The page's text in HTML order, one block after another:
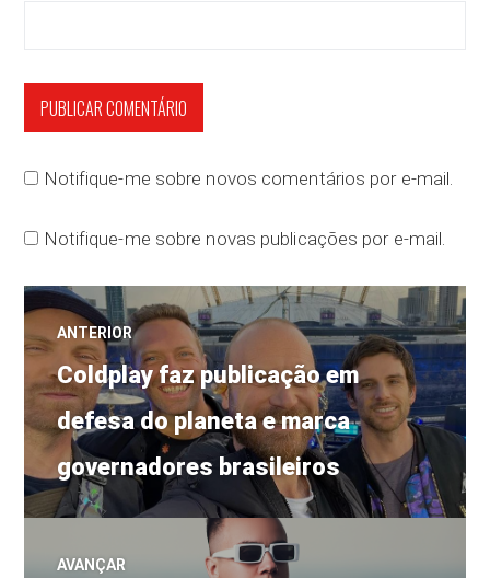
Notifique-me sobre novos comentários por e-mail.
Notifique-me sobre novas publicações por e-mail.
Navegação
de
Post
ANTERIOR
Post
anterior:
Coldplay faz publicação em
defesa do planeta e marca
governadores brasileiros
AVANÇAR